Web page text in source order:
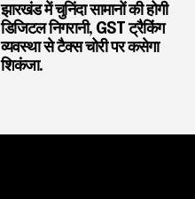
झारखंड में चुनिंदा सामानों की होगी
डिजिटल निगरानी, GST ट्रैकिंग
व्यवस्था से टैक्स चोरी पर कसेगा
शिकंजा.